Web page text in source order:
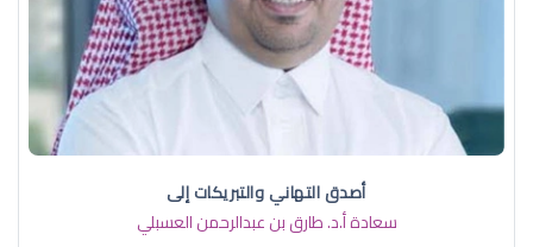
أصدق التهاني والتبريكات إلى
سعادة أ.د. ​طارق بن عبدالرحمن العسبلي